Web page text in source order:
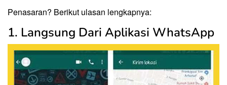
Penasaran? Berikut ulasan lengkapnya:
1. Langsung Dari Aplikasi WhatsApp